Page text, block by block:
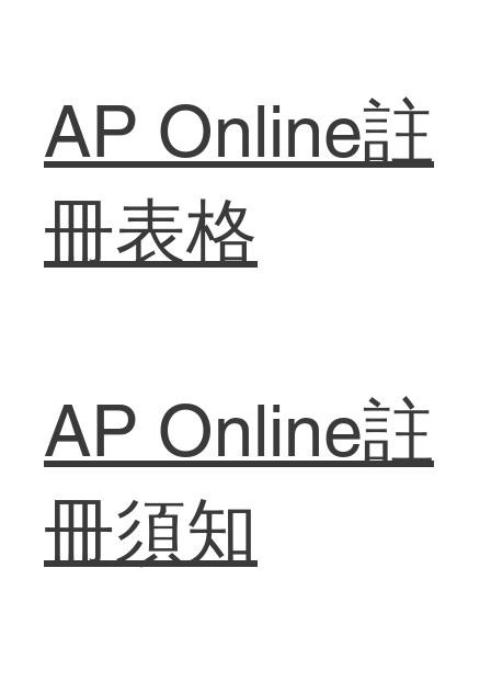
AP Online註
冊表格
AP Online註
冊須知